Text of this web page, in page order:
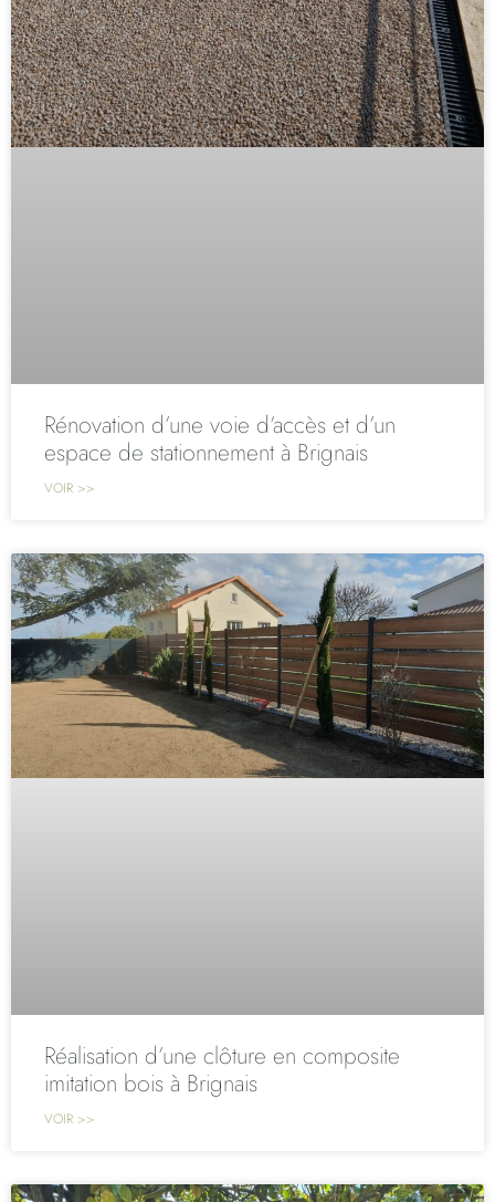
Rénovation d’une voie d’accès et d’un
espace de stationnement à Brignais
VOIR >>
Réalisation d’une clôture en composite
imitation bois à Brignais
VOIR >>